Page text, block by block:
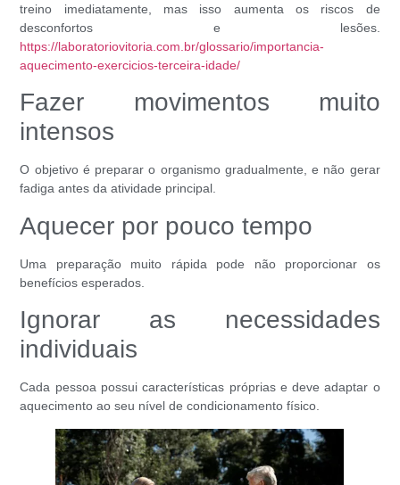
treino imediatamente, mas isso aumenta os riscos de
desconfortos e lesões.
https://laboratoriovitoria.com.br/glossario/importancia-
aquecimento-exercicios-terceira-idade/
Fazer movimentos muito
intensos
O objetivo é preparar o organismo gradualmente, e não gerar
fadiga antes da atividade principal.
Aquecer por pouco tempo
Uma preparação muito rápida pode não proporcionar os
benefícios esperados.
Ignorar as necessidades
individuais
Cada pessoa possui características próprias e deve adaptar o
aquecimento ao seu nível de condicionamento físico.